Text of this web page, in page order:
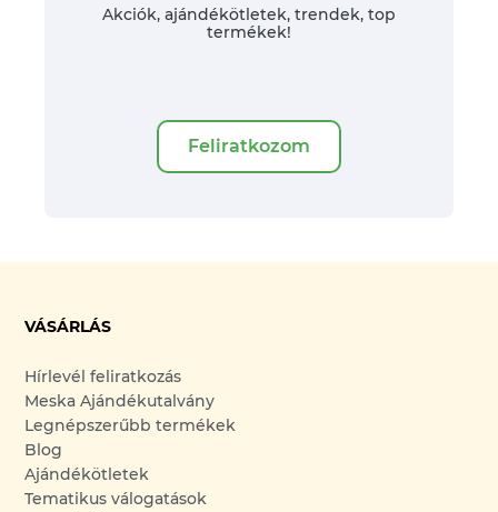
Akciók, ajándékötletek, trendek, top
termékek!
Feliratkozom
VÁSÁRLÁS
Hírlevél feliratkozás
Meska Ajándékutalvány
Legnépszerűbb termékek
Blog
Ajándékötletek
Tematikus válogatások